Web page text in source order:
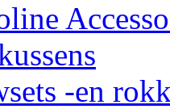
-en